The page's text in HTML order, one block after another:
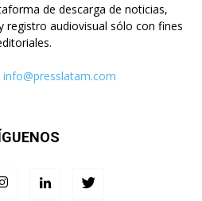
de descarga de noticias,
audiovisual sólo con fines
info@presslatam.com